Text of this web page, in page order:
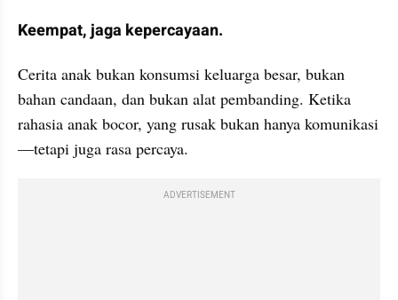
Keempat, jaga kepercayaan.
Cerita anak bukan konsumsi keluarga besar, bukan
bahan candaan, dan bukan alat pembanding. Ketika
rahasia anak bocor, yang rusak bukan hanya komunikasi
—tetapi juga rasa percaya.
ADVERTISEMENT